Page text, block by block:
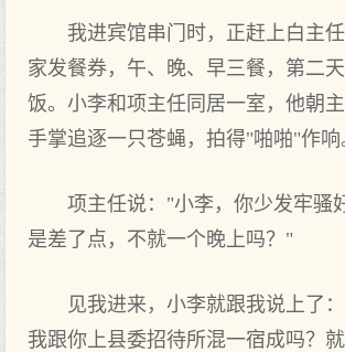
我进宾馆串门时，正赶上白主
家发餐券，午、晚、早三餐，第二
饭。小李和项主任同居一室，他朝主
手掌追逐一只苍蝇，拍得"啪啪"作响
项主任说："小李，你少发牢骚
是差了点，不就一个晚上吗？"
见我进来，小李就跟我说上了
我跟你上县委招待所混一宿成吗？